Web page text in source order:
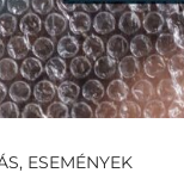
ESEMÉNYEK